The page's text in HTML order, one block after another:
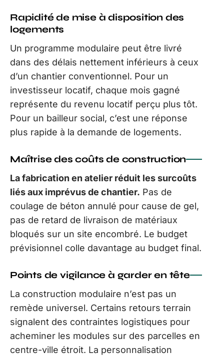
Rapidité de mise à disposition des
logements
Un programme modulaire peut être livré
dans des délais nettement inférieurs à ceux
d’un chantier conventionnel. Pour un
investisseur locatif, chaque mois gagné
représente du revenu locatif perçu plus tôt.
Pour un bailleur social, c’est une réponse
plus rapide à la demande de logements.
Maîtrise des coûts de construction
La fabrication en atelier réduit les surcoûts
liés aux imprévus de chantier. Pas de
coulage de béton annulé pour cause de gel,
pas de retard de livraison de matériaux
bloqués sur un site encombré. Le budget
prévisionnel colle davantage au budget final.
Points de vigilance à garder en tête
La construction modulaire n’est pas un
remède universel. Certains retours terrain
signalent des contraintes logistiques pour
acheminer les modules sur des parcelles en
centre-ville étroit. La personnalisation